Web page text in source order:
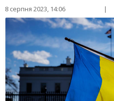
8 серпня 2023, 14:06 |